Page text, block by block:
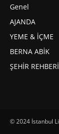
Genel
AJANDA
YEME & İÇME
BERNA ABİK
ŞEHİR REHBERİ
© 2024 İstanbul